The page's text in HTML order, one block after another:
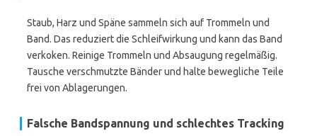
Staub, Harz und Späne sammeln sich auf Trommeln und
Band. Das reduziert die Schleifwirkung und kann das Band
verkoken. Reinige Trommeln und Absaugung regelmäßig.
Tausche verschmutzte Bänder und halte bewegliche Teile
frei von Ablagerungen.
Falsche Bandspannung und schlechtes Tracking